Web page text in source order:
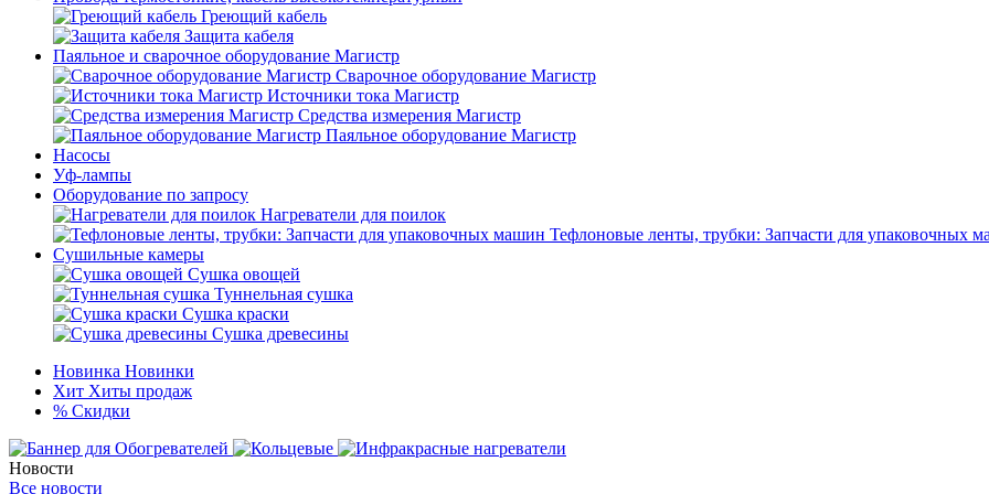
Греющий кабель
Защита кабеля
Паяльное и сварочное оборудование Магистр
Сварочное оборудование Магистр
Источники тока Магистр
Средства измерения Магистр
Паяльное оборудование Магистр
Насосы
Уф-лампы
Оборудование по запросу
Нагреватели для поилок
Тефлоновые ленты, трубки: Запчасти для упаковочных
Сушильные камеры
Сушка овощей
Туннельная сушка
Сушка краски
Сушка древесины
Новинка Новинки
Хит Хиты продаж
% Скидки
Новости
Все новости